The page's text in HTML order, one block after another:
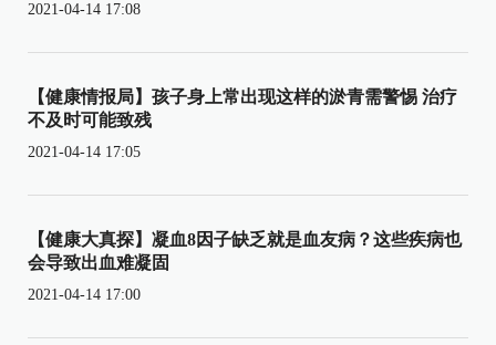
2021-04-14 17:08
【健康情报局】孩子身上常出现这样的淤青需警惕 治疗
不及时可能致残
2021-04-14 17:05
【健康大真探】凝血8因子缺乏就是血友病？这些疾病也
会导致出血难凝固
2021-04-14 17:00